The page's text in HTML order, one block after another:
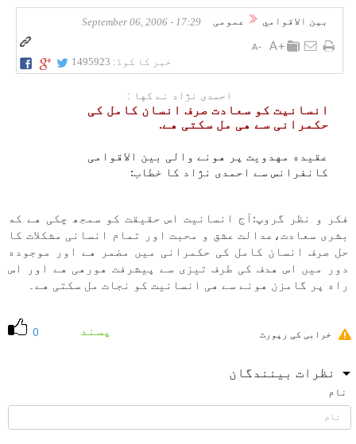
بين الاقوامي عمومی 17:29 - September 06, 2006
خبر کا کوڈ: 1495923
احمدی نژاد نے كها :
انسانيت كو سعادت صرف انسان كامل كی
حكمرانی سے هی مل سكتی هے.
عقيده مهدويت پر هونے والی بين الاقوامی
كانفرانس سے احمدی نژاد كا خطاب:
فكر و نظر گروپ:آج انسانيت اس حقيقت كو سمجھ چكی هے كه
بشری سعادت،عدالت عشق و محبت اور تمام انسانی مشكلات كا
حل صرف انسان كامل كی حكمرانی میں مضمر هے اور موجوده
دور میں اس هدف كی طرف تيزی سے پيشرفت هورهی هے اور اس
راه پر گامزن هونے سے هی انسانيت كو نجات مل سكتی هے۔
0 پسند خرابی کی رپورٹ
نظرات بینندگان
نام